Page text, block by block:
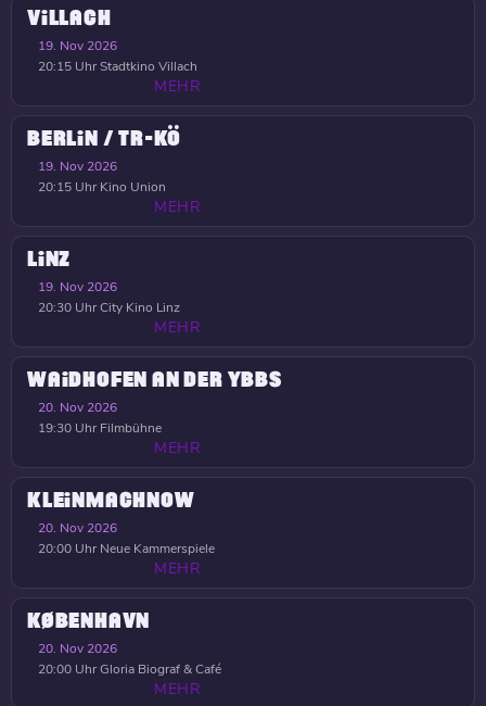
VILLACH
19. Nov 2026
20:15 UhrStadtkino Villach
MEHR
BERLIN / TR-KÖ
19. Nov 2026
20:15 Uhr Kino Union
MEHR
LINZ
19. Nov 2026
20:30 UhrCity Kino Linz
MEHR
WAIDHOFEN AN DER YBBS
20. Nov 2026
19:30 Uhr Filmbühne
MEHR
KLEINMACHNOW
20. Nov 2026
20:00 Uhr Neue Kammerspiele
MEHR
KØBENHAVN
20. Nov 2026
20:00 UhrGloria Biograf & Café
MEHR